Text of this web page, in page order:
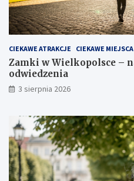
CIEKAWE ATRAKCJE CIEKAWE MIEJSCA
Zamki w Wielkopolsce –
odwiedzenia
3 sierpnia 2026